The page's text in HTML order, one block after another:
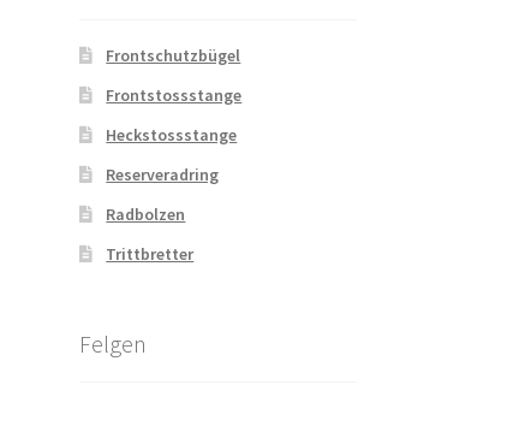
Frontschutzbügel
Frontstossstange
Heckstossstange
Reserveradring
Radbolzen
Trittbretter
Felgen